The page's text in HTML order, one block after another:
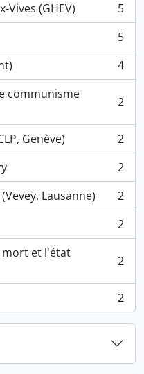
Vives (GHEV)
5
5
4
communisme
2
Genève)
2
2
Lausanne)
2
2
mort et l'état
2
2